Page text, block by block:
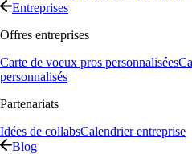
Entreprises
Offres entreprises
Carte de voeux pros personnalisées
personnalisés
Partenariats
Idées de collabsCalendrier entreprise
Blog